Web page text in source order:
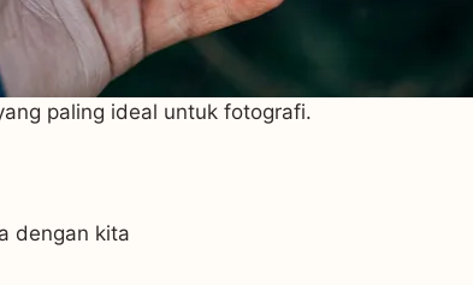
paling ideal untuk fotografi.
dengan kita